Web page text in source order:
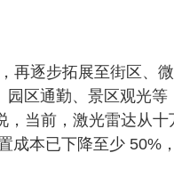
再逐步拓展至街区、
园区通勤、景区观光等
，当前，激光雷达从
成本已下降至少 50%